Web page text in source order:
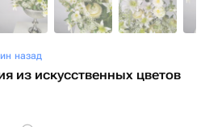
назад
из искусственных цветов